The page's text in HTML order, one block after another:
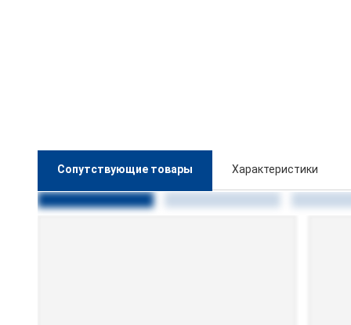
Сопутствующие товары Характеристики